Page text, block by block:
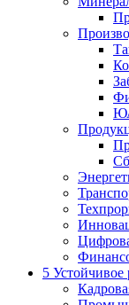
5 Устойчивое